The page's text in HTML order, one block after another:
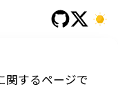
関するページで